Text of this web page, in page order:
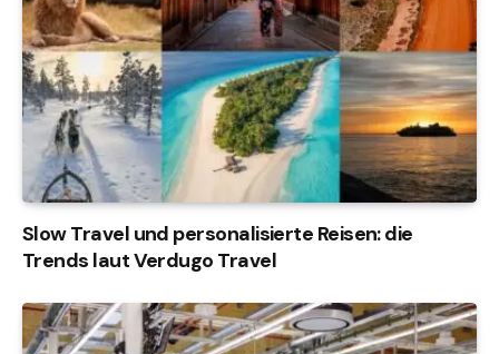
Slow Travel und personalisierte Reisen: die
Trends laut Verdugo Travel